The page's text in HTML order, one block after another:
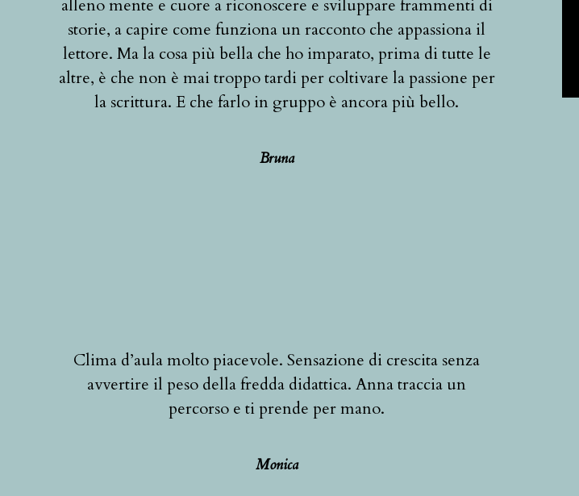
alleno mente e cuore a riconoscere e sviluppare frammenti di
storie, a capire come funziona un racconto che appassiona il
lettore. Ma la cosa più bella che ho imparato, prima di tutte le
altre, è che non è mai troppo tardi per coltivare la passione per
la scrittura. E che farlo in gruppo è ancora più bello.
Bruna
Clima d’aula molto piacevole. Sensazione di crescita senza
avvertire il peso della fredda didattica. Anna traccia un
percorso e ti prende per mano.
Monica